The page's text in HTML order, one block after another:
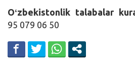
Oʻzbekistonlik talabalar
95 079 06 50